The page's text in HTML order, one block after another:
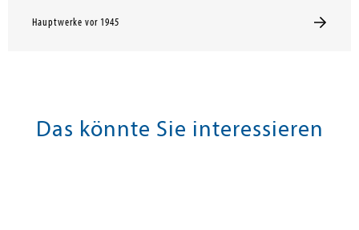
Hauptwerke vor 1945
Das könnte Sie interessieren